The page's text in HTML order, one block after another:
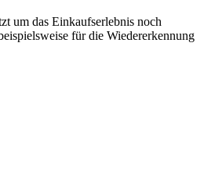
um das Einkaufserlebnis noch
für die Wiedererkennung